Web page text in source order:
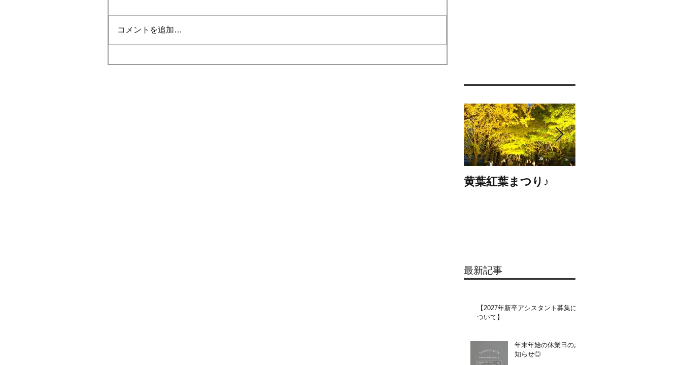
コメントを追加…
黄葉紅葉まつり♪
最新記事
【2027年新卒アシスタント募集に
ついて】​​
年末年始の休業日のお
知らせ◎